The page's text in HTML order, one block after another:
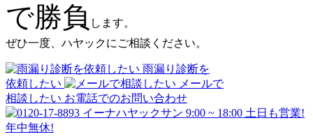
で勝負 します。
ぜひ一度、ハヤックにご相談ください。
雨漏り診断を
依頼したい
メールで
相談したい お電話でのお問い合わせ
9:00 ~ 18:00 土日も営業!
年中無休!